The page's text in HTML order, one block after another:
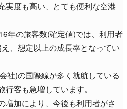
実度も高い、とても便利な空港
年の旅客数(確定値)では、利用者
、想定以上の成長率となってい
社)の国際線が多く就航している
客も急増しています。
増加により、今後も利用者がさ